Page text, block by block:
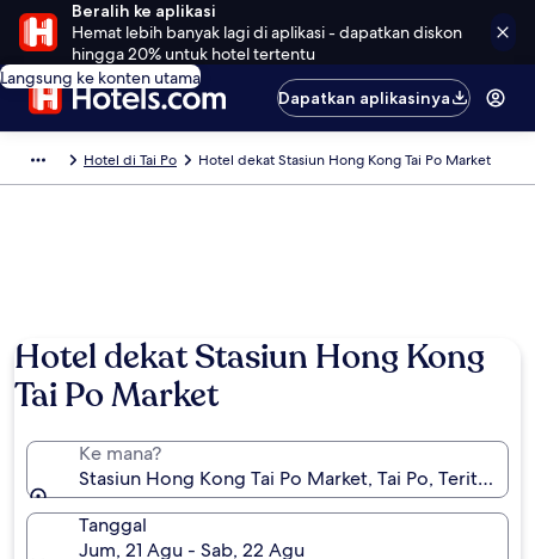
Beralih ke aplikasi
Hemat lebih banyak lagi di aplikasi - dapatkan diskon
hingga 20% untuk hotel tertentu
Langsung ke konten utama
Dapatkan aplikasinya
Hotel di Tai Po Hotel dekat Stasiun Hong Kong Tai Po Market
Hotel dekat Stasiun Hong Kong
Tai Po Market
Ke mana?
Stasiun Hong Kong Tai Po Market, Tai Po, Teritori
Tanggal
Jum, 21 Agu - Sab, 22 Agu